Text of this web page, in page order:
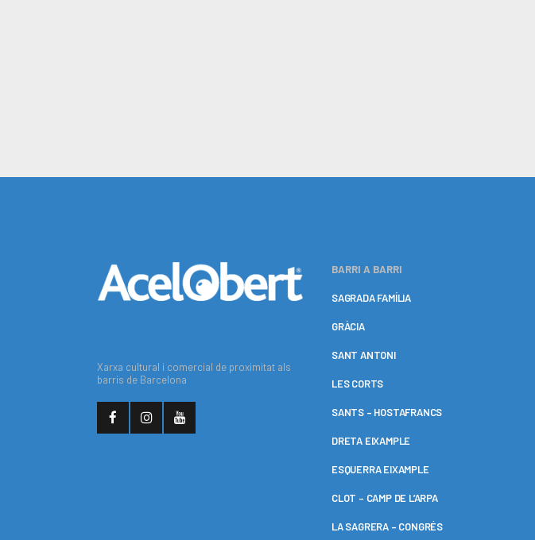
Xarxa cultural i comercial de proximitat als
barris de Barcelona
BARRI A BARRI
SAGRADA FAMÍLIA
GRÀCIA
SANT ANTONI
LES CORTS
SANTS – HOSTAFRANCS
DRETA EIXAMPLE
ESQUERRA EIXAMPLE
CLOT – CAMP DE L’ARPA
LA SAGRERA – CONGRÉS